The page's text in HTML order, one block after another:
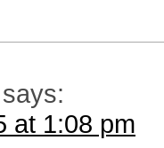
says:
at 1:08 pm